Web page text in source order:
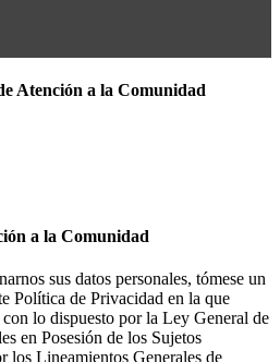
Atención a la Comunidad
a la Comunidad
sus datos personales, tómese un
Política de Privacidad en la que
lo dispuesto por la Ley General de
en Posesión de los Sujetos
Lineamientos Generales de